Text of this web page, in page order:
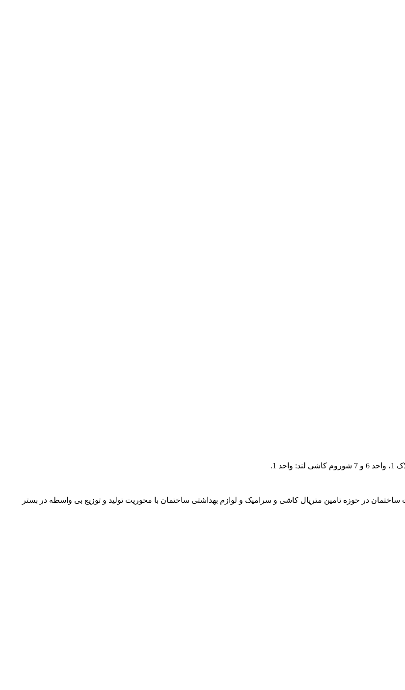
1.
در حوزه تامین متریال کاشی و سرامیک و لوازم بهداشتی ساختمان با محوریت تولید و توزیع بی واسطه در بستر